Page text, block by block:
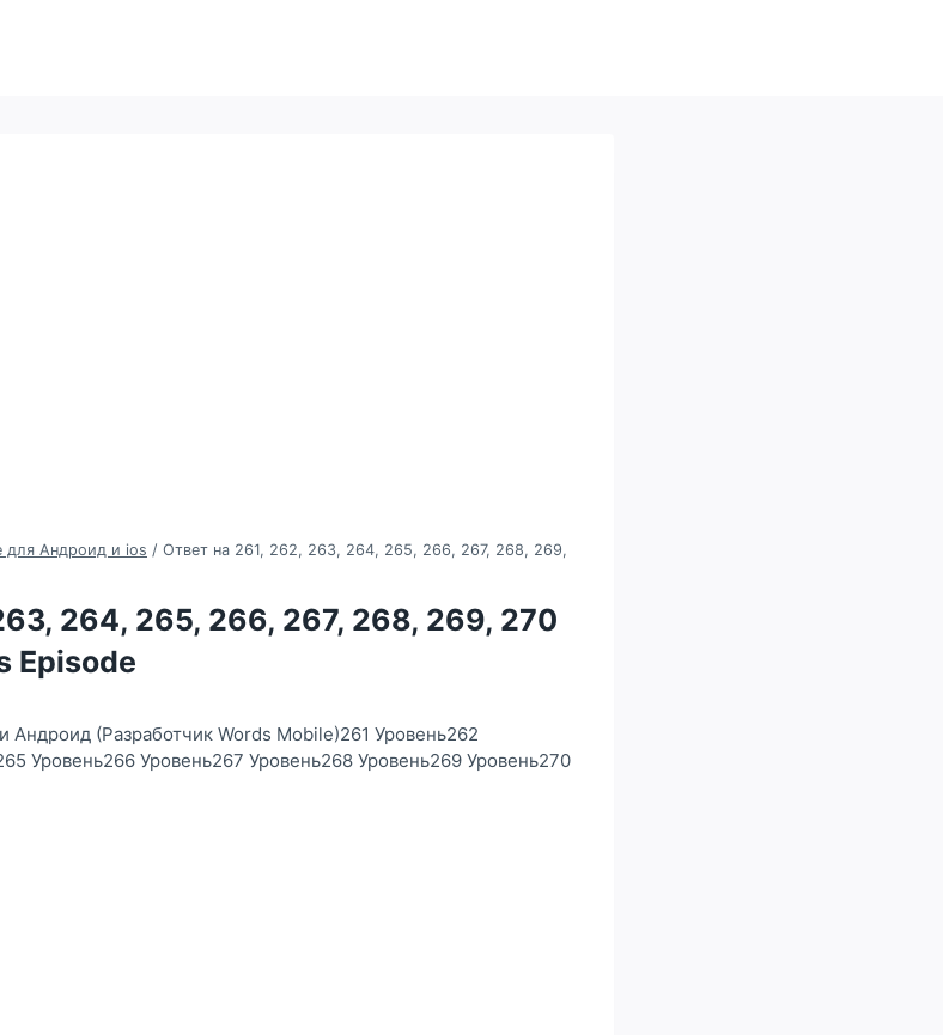
для Андроид и ios / Ответ на 261, 262, 263, 264, 265, 266, 267, 268, 269,
264, 265, 266, 267, 268, 269, 270
Episode
Андроид (Разработчик Words Mobile)261 Уровень262
Уровень266 Уровень267 Уровень268 Уровень269 Уровень270